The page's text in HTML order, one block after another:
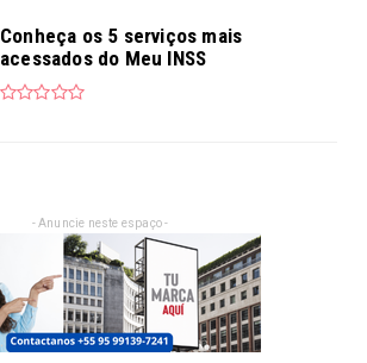
Conheça os 5 serviços mais
acessados do Meu INSS
- Anuncie neste espaço -